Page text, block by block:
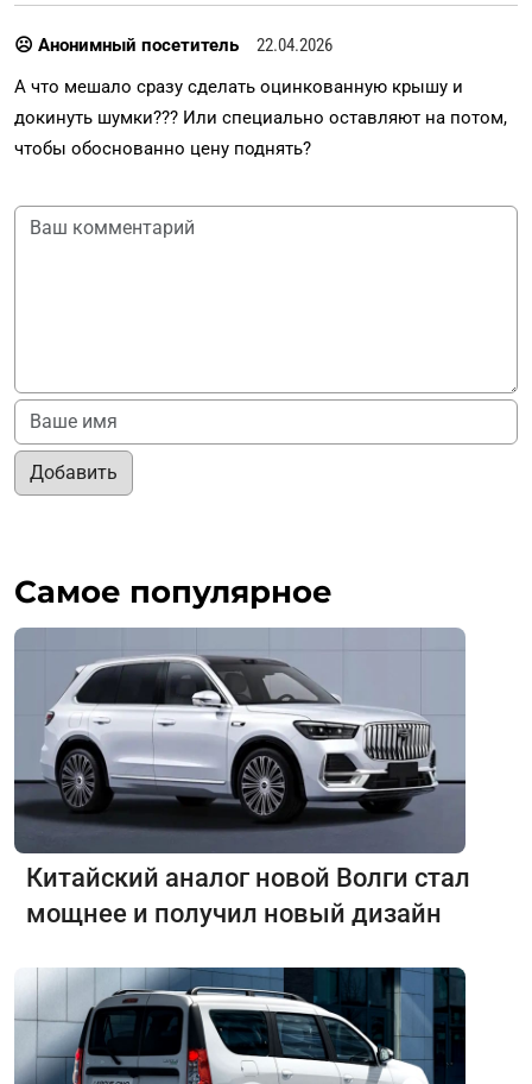
☹ Анонимный посетитель
22.04.2026
А что мешало сразу сделать оцинкованную крышу и
докинуть шумки??? Или специально оставляют на потом,
чтобы обоснованно цену поднять?
Добавить
Самое популярное
Китайский аналог новой Волги стал
мощнее и получил новый дизайн